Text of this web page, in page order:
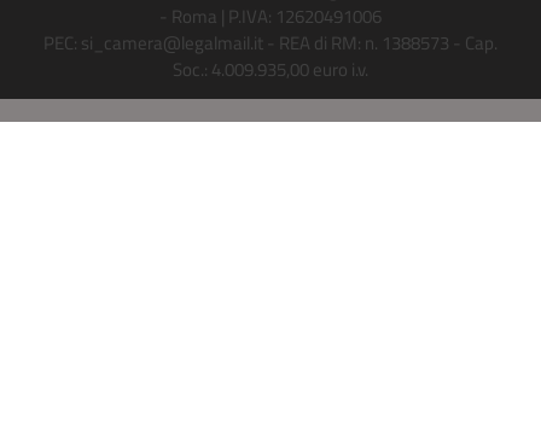
- Roma | P.IVA: 12620491006
PEC: si_camera@legalmail.it - REA di RM: n. 1388573 - Cap.
Soc.: 4.009.935,00 euro i.v.